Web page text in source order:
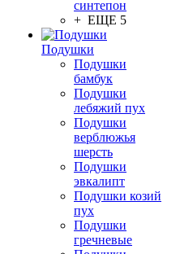
синтепон
+ ЕЩЕ 5
Подушки
Подушки
бамбук
Подушки
лебяжий пух
Подушки
верблюжья
шерсть
Подушки
эвкалипт
Подушки козий
пух
Подушки
гречневые